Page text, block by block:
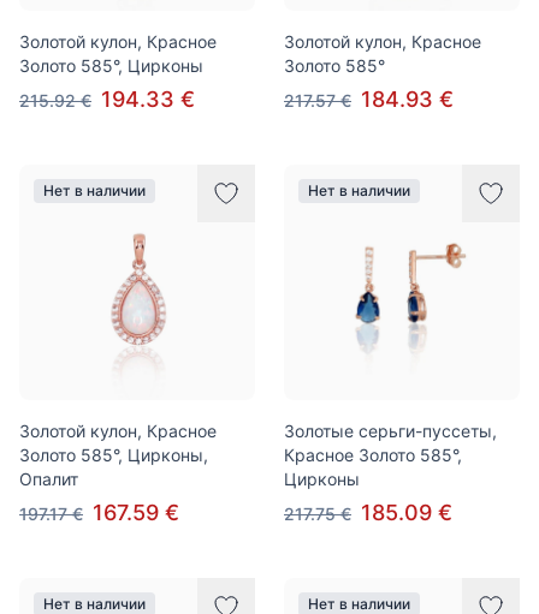
Золотой кулон, Красное
Золото 585°, Цирконы
215.92 € 194.33 €
Золотой кулон, Красное
Золото 585°
217.57 € 184.93 €
Нет в наличии
Золотой кулон, Красное
Золото 585°, Цирконы,
Опалит
197.17 € 167.59 €
Нет в наличии
Золотые серьги-пуссеты,
Красное Золото 585°,
Цирконы
217.75 € 185.09 €
Нет в наличии Нет в наличии